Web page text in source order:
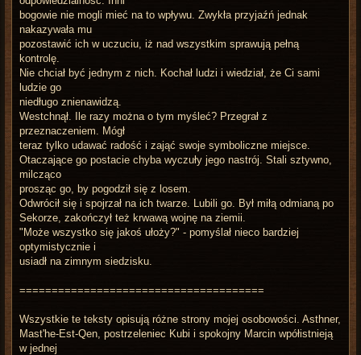
bogowie nie mogli mieć na to wpływu. Zwykła przyjaźń jednak
nakazywała mu
pozostawić ich w uczuciu, iż nad wszystkim sprawują pełną
kontrolę.
Nie chciał być jednym z nich. Kochał ludzi i wiedział, że Ci sami
ludzie go
niedługo znienawidzą.
Westchnął. Ile razy można o tym myśleć? Przegrał z
przeznaczeniem. Mógł
teraz tylko udawać radość i zająć swoje symboliczne miejsce.
Otaczające go postacie chyba wyczuły jego nastrój. Stali sztywno,
milcząco
prosząc go, by pogodził się z losem.
Odwrócił się i spojrzał na ich twarze. Lubili go. Był miłą odmianą po
Sekorze, zakończył też krwawą wojnę na ziemii.
"Może wszystko się jakoś ułoży?" - pomyślał nieco bardziej
optymistycznie i
usiadł na zimnym siedzisku.
======================================
Wszystkie te teksty opisują różne strony mojej osobowości. Asthner,
Mast'he-Est-Qen, postrzeleniec Kubi i spokojny Marcin wpółistnieją
w jednej